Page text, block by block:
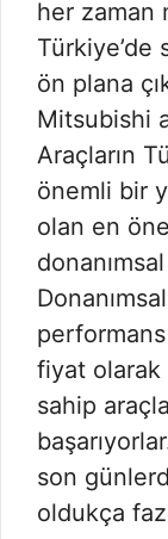
her zaman
Türkiye’de
ön plana
Mitsubishi
Araçların
önemli bir
olan en
fiyat olarak
sahip
son
oldukça